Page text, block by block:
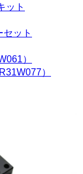
ット
ット
）
）